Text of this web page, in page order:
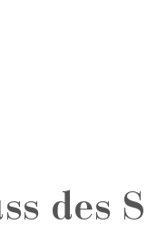
des